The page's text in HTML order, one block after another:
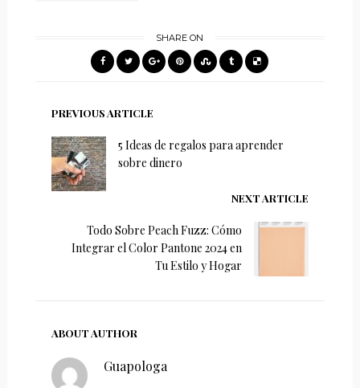
SHARE ON
PREVIOUS ARTICLE
5 Ideas de regalos para aprender
sobre dinero
NEXT ARTICLE
Todo Sobre Peach Fuzz: Cómo
Integrar el Color Pantone 2024 en
Tu Estilo y Hogar
ABOUT AUTHOR
Guapologa